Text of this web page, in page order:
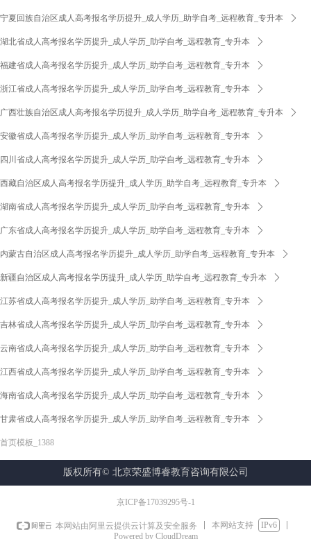
版权所有© 北京荣盛博睿教育咨询有限公司
宁夏回族自治区成人高考报名学历提升_成人学历_助学自考_远程教育_专升本 ꄲ
湖北省成人高考报名学历提升_成人学历_助学自考_远程教育_专升本 ꄲ
福建省成人高考报名学历提升_成人学历_助学自考_远程教育_专升本 ꄲ
浙江省成人高考报名学历提升_成人学历_助学自考_远程教育_专升本 ꄲ
广西壮族自治区成人高考报名学历提升_成人学历_助学自考_远程教育_专升本 ꄲ
安徽省成人高考报名学历提升_成人学历_助学自考_远程教育_专升本 ꄲ
四川省成人高考报名学历提升_成人学历_助学自考_远程教育_专升本 ꄲ
西藏自治区成人高考报名学历提升_成人学历_助学自考_远程教育_专升本 ꄲ
湖南省成人高考报名学历提升_成人学历_助学自考_远程教育_专升本 ꄲ
广东省成人高考报名学历提升_成人学历_助学自考_远程教育_专升本 ꄲ
内蒙古自治区成人高考报名学历提升_成人学历_助学自考_远程教育_专升本 ꄲ
新疆自治区成人高考报名学历提升_成人学历_助学自考_远程教育_专升本 ꄲ
江苏省成人高考报名学历提升_成人学历_助学自考_远程教育_专升本 ꄲ
吉林省成人高考报名学历提升_成人学历_助学自考_远程教育_专升本 ꄲ
云南省成人高考报名学历提升_成人学历_助学自考_远程教育_专升本 ꄲ
江西省成人高考报名学历提升_成人学历_助学自考_远程教育_专升本 ꄲ
海南省成人高考报名学历提升_成人学历_助学自考_远程教育_专升本 ꄲ
甘肃省成人高考报名学历提升_成人学历_助学自考_远程教育_专升本 ꄲ
首页模板_1388
京ICP备17039295号-1
本网站由阿里云提供云计算及安全服务 本网站支持
IPv6
Powered by CloudDream